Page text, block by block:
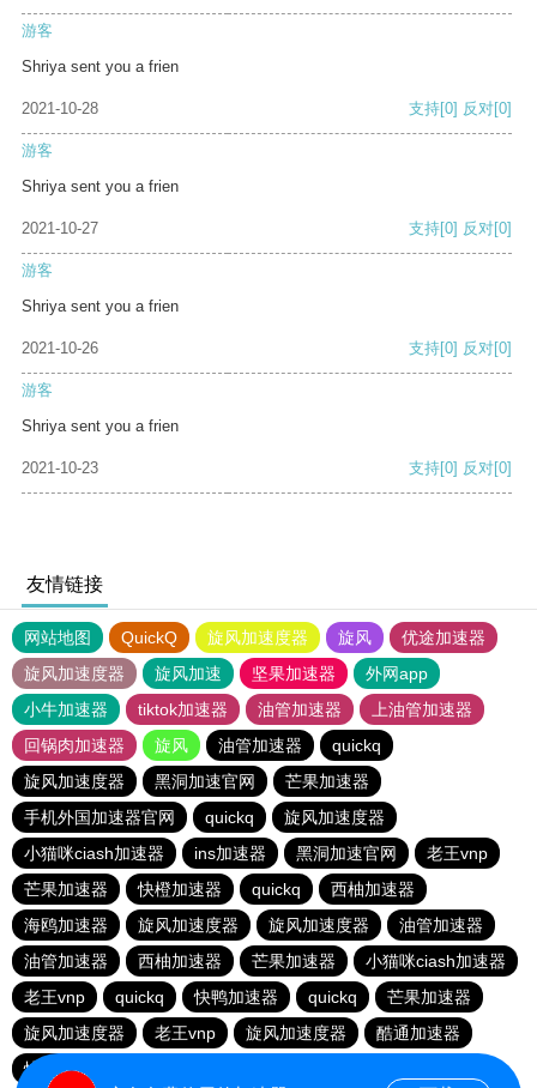
游客
Shriya sent you a frien
2021-10-28 支持[0] 反对[0]
游客
Shriya sent you a frien
2021-10-27 支持[0] 反对[0]
游客
Shriya sent you a frien
2021-10-26 支持[0] 反对[0]
游客
Shriya sent you a frien
2021-10-23 支持[0] 反对[0]
友情链接
网站地图 QuickQ 旋风加速度器 旋风
优途加速器
旋风加速度器
旋风加速 坚果加速器
外网app
小牛加速器
tiktok加速器 油管加速器
上油管加速器
回锅肉加速器
旋风 油管加速器
quickq
旋风加速度器
黑洞加速官网
芒果加速器
手机外国加速器官网
quickq
旋风加速度器
小猫咪ciash加速器
ins加速器 黑洞加速官网
老王vnp
芒果加速器
快橙加速器 quickq
西柚加速器
海鸥加速器
旋风加速度器 旋风加速度器
油管加速器
油管加速器
西柚加速器 芒果加速器
小猫咪ciash加速器
老王vnp
quickq 快鸭加速器 quickq
芒果加速器
旋风加速度器
老王vnp 旋风加速度器
酷通加速器
快橙加速器